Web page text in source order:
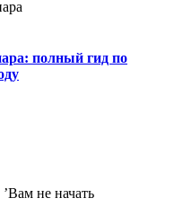
полный гид по
не начать